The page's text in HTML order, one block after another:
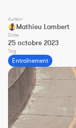
Plus d'informations
Fonctionnalités
Tarifs
Constructeur de
Sportif Premium
L'équipe Nolio
FAQ
Auteur
Mathieu Lambert
Date
25 octobre 2023
Tag
Entraînement